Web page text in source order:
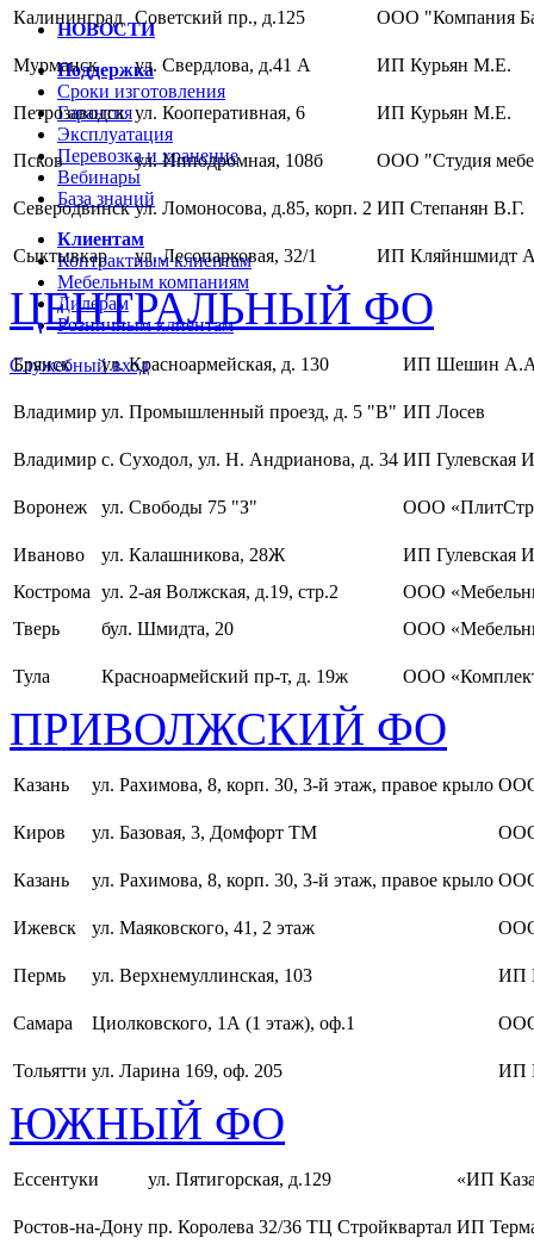
НОВОСТИ
Поддержка
Сроки изготовления
Гарантия
Эксплуатация
Перевозка и хранение
Вебинары
База знаний
Клиентам
Контрактным клиентам
Мебельным компаниям
Дилерам
Розничным клиентам
Служебный вход
Калининград Советский пр., д.125 ООО "Компания
Мурманск ул. Свердлова, д.41 А ИП Курьян М.Е.
Петрозаводск ул. Кооперативная, 6 ИП Курьян М.Е.
Псков ул. Ипподромная, 108б ООО "Студия
Северодвинск ул. Ломоносова, д.85, корп. 2 ИП Степанян В.Г.
Сыктывкар ул. Лесопарковая, 32/1 ИП Кляйншмидт
ЦЕНТРАЛЬНЫЙ ФО
Брянск ул. Красноармейская, д. 130 ИП Шешин
Владимир ул. Промышленный проезд, д. 5 "В" ИП Лосев
Владимир с. Суходол, ул. Н. Андрианова, д. 34 ИП Гулевская
Воронеж ул. Свободы 75 "З" ООО
Иваново ул. Калашникова, 28Ж
ИП Гулевская
Кострома ул. 2-ая Волжская, д.19, стр.2
ООО
Тверь
бул. Шмидта, 20 ООО
Тула Красноармейский пр-т, д. 19ж ООО
ПРИВОЛЖСКИЙ ФО
Казань ул. Рахимова, 8, корп. 30, 3-й этаж, правое крыло
Киров ул. Базовая, 3, Домфорт ТМ
Казань ул. Рахимова, 8, корп. 30, 3-й этаж, правое крыло
Ижевск ул. Маяковского, 41, 2 этаж
Пермь ул. Верхнемуллинская, 103 ИП
Самара Циолковского, 1А (1 этаж), оф.1
Тольятти ул. Ларина 169, оф. 205 ИП
ЮЖНЫЙ ФО
Ессентуки ул. Пятигорская, д.129 «ИП
Ростов-на-Дону пр. Королева 32/36 ТЦ Стройквартал ИП